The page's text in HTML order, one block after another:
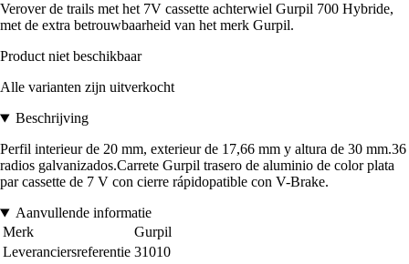
Verover de trails met het 7V cassette achterwiel Gurpil 700 Hybride,
met de extra betrouwbaarheid van het merk Gurpil.
Product niet beschikbaar
Alle varianten zijn uitverkocht
Beschrijving
Perfil interieur de 20 mm, exterieur de 17,66 mm y altura de 30 mm.36
radios galvanizados.Carrete Gurpil trasero de aluminio de color plata
par cassette de 7 V con cierre rápidopatible con V-Brake.
Aanvullende informatie
Merk
Gurpil
Leveranciersreferentie 31010